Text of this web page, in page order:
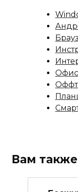
Вам